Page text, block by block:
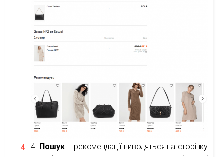
Пошук– рекомендації виводяться на сторінку